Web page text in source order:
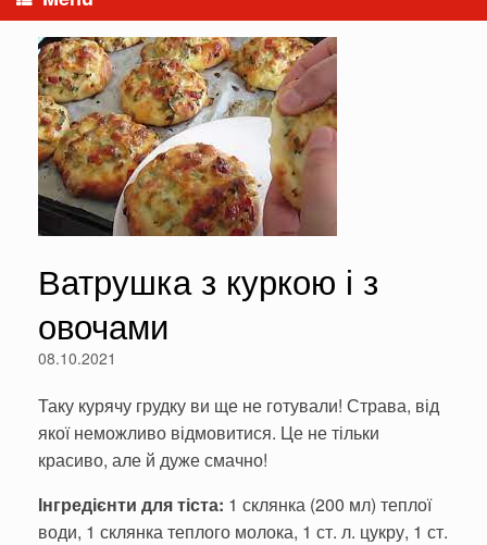
Ватрушка з куркою і з
овочами
08.10.2021
Таку курячу грудку ви ще не готували! Страва, від
якої неможливо відмовитися. Це не тільки
красиво, але й дуже смачно!
Інгредієнти для тіста: 1 склянка (200 мл) теплої
води, 1 склянка теплого молока, 1 ст. л. цукру, 1 ст.